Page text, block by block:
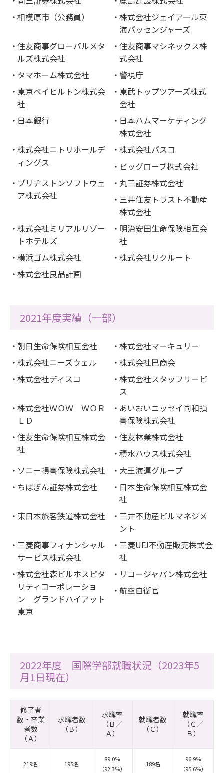
相模原市（公務員）
株式会社ジェイアール東
海パッセンジャーズ
住友商事グローバルメタ
ルズ株式会社
住友商事マシネックス株
式会社
タマホーム株式会社
警視庁
東京ベイヒルトン株式会
社
東武トップツアーズ株式
会社
日本銀行
日本ハムマーケティング
株式会社
株式会社ニトリホールデ
ィングス
株式会社パスコ
ビッグローブ株式会社
ブリヂストンソフトウェ
ア株式会社
丸三証券株式会社
三井住友トラスト不動産
株式会社
株式会社ミリアルリゾー
トホテルズ
明治安田生命保険相互会
社
横浜ゴム株式会社
株式会社リクルート
株式会社良品計画
2021年度実績（一部）
朝日生命保険相互会社
株式会社マーキュリー
株式会社ニーズウェル
株式会社巴商会
株式会社ディスコ
株式会社スタッフサービ
ス
株式会社ＷＯＷ ＷＯＲ
ＬＤ
あいおいニッセイ同和損
害保険株式会社
住友生命保険相互株式会
社
住友林業株式会社
積水ハウス株式会社
ソニー損害保険株式会社
大王海運グループ
ちばぎん証券株式会社
日本生命保険相互株式会
社
東日本旅客鉄道株式会社
三井不動産ビルマネジメ
ント
三菱商事フィナンシャル
サービス株式会社
三菱UFJ不動産販売株式会
社
株式会社森ビルホスピタ
リティコーポレーショ
ン グランドハイアット
東京
リコージャパン株式会社
航空自衛官
2022年度 国際学部就職状況（2023年5
月1日現在）
修了者
数・卒業
者数
（Ａ）
求職者数
（Ｂ）
求職率
（Ｂ／
Ａ）
就職者数
（Ｃ）
就職率
（Ｃ／
Ｂ）
219名 195名
89.0％
（92.3％）
189名
96.9％
（95.6％）